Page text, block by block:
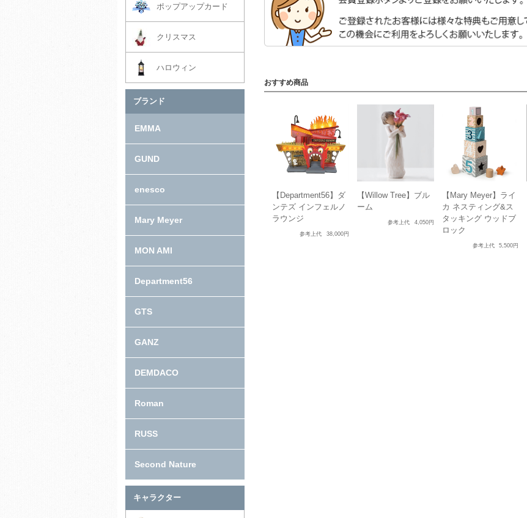
おすすめ商品
【Department56】ダ
ンテズ インフェルノ
ラウンジ
参考上代 38,000円
【Willow Tree】ブル
ーム
参考上代 4,050円
【Mary Meyer】ライ
カ ネスティング&ス
タッキング ウッドブ
ロック
参考上代 5,500円
ポップアップカード
クリスマス
ハロウィン
ブランド
EMMA
GUND
enesco
Mary Meyer
MON AMI
Department56
GTS
GANZ
DEMDACO
Roman
RUSS
Second Nature
キャラクター